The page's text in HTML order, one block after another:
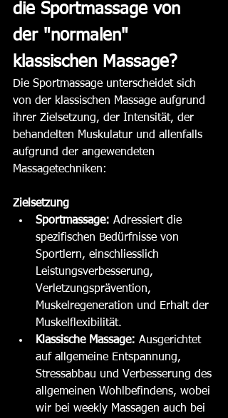
die Sportmassage von
der "normalen"
klassischen Massage?
Die Sportmassage unterscheidet sich
von der klassischen Massage aufgrund
ihrer Zielsetzung, der Intensität, der
behandelten Muskulatur und allenfalls
aufgrund der angewendeten
Massagetechniken:
Zielsetzung
Sportmassage: Adressiert die
spezifischen Bedürfnisse von
Sportlern, einschliesslich
Leistungsverbesserung,
Verletzungsprävention,
Muskelregeneration und Erhalt der
Muskelflexibilität.
Klassische Massage: Ausgerichtet
auf allgemeine Entspannung,
Stressabbau und Verbesserung des
allgemeinen Wohlbefindens, wobei
wir bei weekly Massagen auch bei